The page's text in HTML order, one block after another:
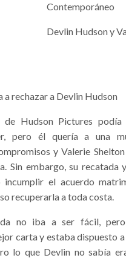
Contemporáneo
Devlin Hudson y
a rechazar a Devlin Hudson
de Hudson Pictures
pero él quería a una
y Valerie
Sin embargo, su recatada
incumplir el acuerdo
recuperarla a toda costa.
no iba a ser fácil,
carta y estaba dispuesto
lo que Devlin no sabía